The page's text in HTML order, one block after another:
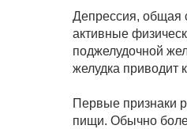
Депрессия, общая
активные
поджелудочной
желудка приводит
Первые признаки
пищи. Обычно